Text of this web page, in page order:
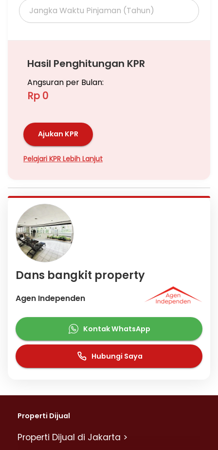
Hasil Penghitungan KPR
Angsuran per Bulan:
Rp 0
Ajukan KPR
Pelajari KPR Lebih Lanjut
Dans bangkit property
Agen Independen
Kontak WhatsApp
Hubungi Saya
Properti Dijual
Properti Dijual di Jakarta >